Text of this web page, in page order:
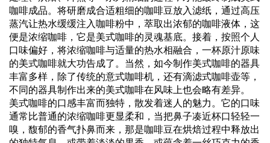
咖啡成品。将研磨成合适粗细的咖啡豆放入滤纸，通过高压
蒸汽让热水缓缓注入咖啡粉中，萃取出浓郁的咖啡液体，这
便是浓缩咖啡，它是美式咖啡的灵魂基底。接着，按照个人
口味偏好，将浓缩咖啡与适量的热水相融合，一杯原汁原味
的美式咖啡就大功告成了。当然，如今制作美式咖啡的器具
丰富多样，除了传统的意式咖啡机，还有滴滤式咖啡壶等，
不同的器具制作出来的美式咖啡在风味上也会略有差异。
美式咖啡的口感丰富而独特，散发着迷人的魅力。它的口味
通常比普通的浓缩咖啡更显柔和，当把鼻子凑近杯口轻轻一
嗅，馥郁的香气扑鼻而来，那是咖啡豆在烘焙过程中释放出